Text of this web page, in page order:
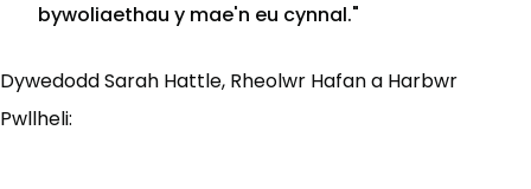
bywoliaethau y mae'n eu cynnal."
Dywedodd Sarah Hattle, Rheolwr Hafan a Harbwr
Pwllheli: